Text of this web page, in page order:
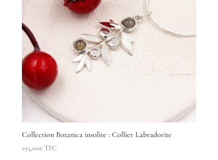
Collection Botanica insolite : Collier Labradorite
195,00€TTC